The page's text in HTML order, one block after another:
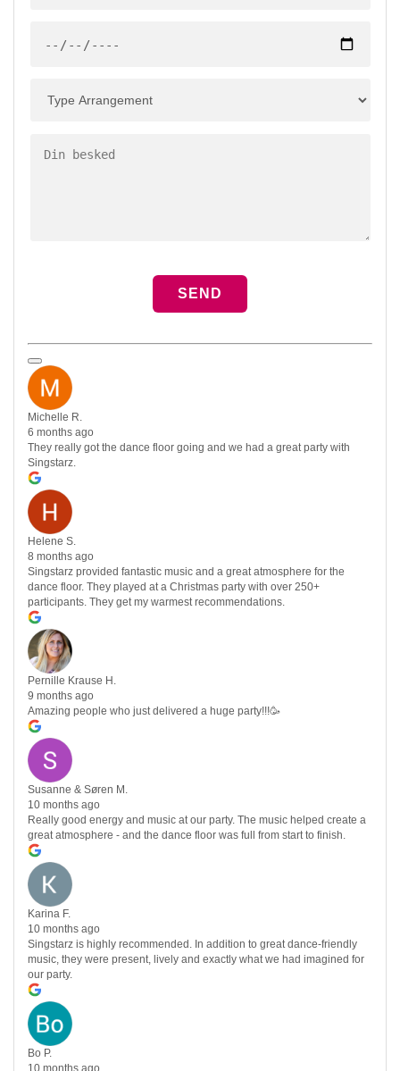
Michelle R.
6 months ago
They really got the dance floor going and we had a great party with
Singstarz.
Helene S.
8 months ago
Singstarz provided fantastic music and a great atmosphere for the
dance floor. They played at a Christmas party with over 250+
participants. They get my warmest recommendations.
Pernille Krause H.
9 months ago
Amazing people who just delivered a huge party!!!🥳
Susanne & Søren M.
10 months ago
Really good energy and music at our party. The music helped create a
great atmosphere - and the dance floor was full from start to finish.
Karina F.
10 months ago
Singstarz is highly recommended. In addition to great dance-friendly
music, they were present, lively and exactly what we had imagined for
our party.
Bo P.